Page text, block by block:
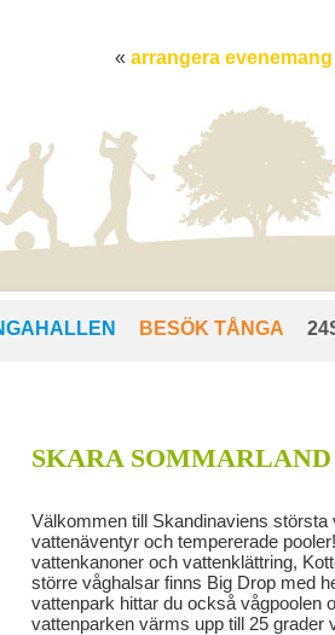
arrangera evenemang
BESÖK TÅNGA
SKARA SOMMARLAND
Välkommen till Skandinaviens
vattenäventyr och tempererade
vattenkanoner och vattenklättring,
större våghalsar finns Big Drop med
vattenpark hittar du också vågpoolen
vattenparken värms upp till 25 grader